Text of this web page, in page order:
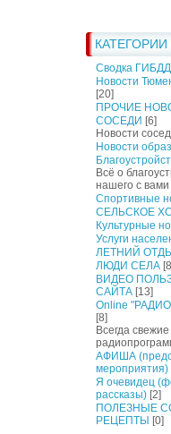
КАТЕГОРИИ
Сводка ГИБДД
Новости
[20]
ПРОЧИЕ
СОСЕДИ [6]
Новости
Новости
Всё о
нашего с вами
Спортивные
СЕЛЬСКОЕ
Культурные
Услуги
ЛЕТНИЙ
ЛЮДИ СЕЛА
ВИДЕО
САЙТА [13]
Online
[8]
Всегда
АФИША
мероприятия)
Я очевидец
рассказы) [2]
ПОЛЕЗНЫЕ
РЕЦЕПТЫ [0]